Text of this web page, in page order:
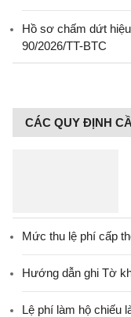
Hồ sơ chấm dứt
90/2026/TT-BTC
CÁC QUY ĐỊNH
Mức thu lệ phí cấp
Hướng dẫn ghi Tờ
Lệ phí làm hộ chiếu